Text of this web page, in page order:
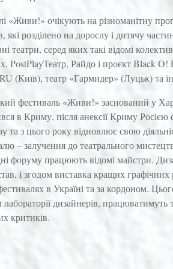
«Живи!» очікують на різноманітну
які розділено на дорослу і дитячу
театри, серед яких такі відомі
PostPlayТеатр, Райдо і проєкт Black O!
(Київ), театр «Гармидер» (Луцьк) та
фестиваль «Живи!» заснований у
в Криму, після анексії Криму Росією
та з цього року відновлює свою
– залучення до театрального
форуму працюють відомі майстри.
і згодом виставка кращих графічних
в Україні та за кордоном.
дизайнерів, працюватимуть
критиків.